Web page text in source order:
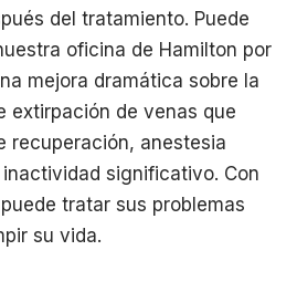
del tratamiento. Puede
oficina de Hamilton por
mejora dramática sobre la
extirpación de venas que
recuperación, anestesia
significativo. Con
tratar sus problemas
su vida.